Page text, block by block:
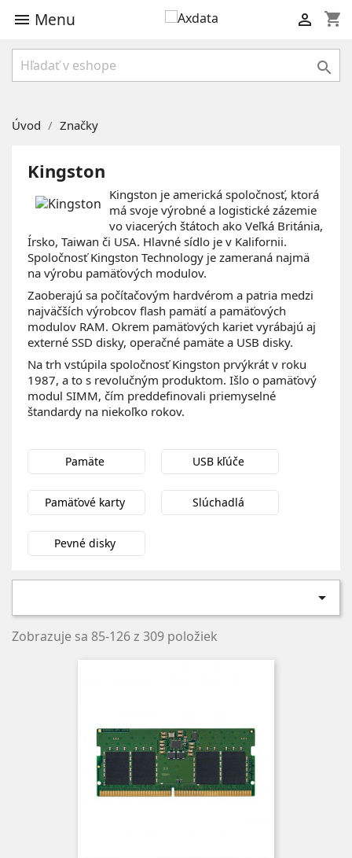
 Menu shopping_cart


Úvod Značky
Kingston
Kingston je americká spoločnosť, ktorá
má svoje výrobné a logistické zázemie
vo viacerých štátoch ako Veľká Británia,
Írsko, Taiwan či USA. Hlavné sídlo je v Kalifornii.
Spoločnosť Kingston Technology je zameraná najmä
na výrobu pamäťových modulov.
Zaoberajú sa počítačovým hardvérom a patria medzi
najväčších výrobcov flash pamätí a pamäťových
modulov RAM. Okrem pamäťových kariet vyrábajú aj
externé SSD disky, operačné pamäte a USB disky.
Na trh vstúpila spoločnosť Kingston prvýkrát v roku
1987, a to s revolučným produktom. Išlo o pamäťový
modul SIMM, čím preddefinovali priemyselné
štandardy na niekoľko rokov.
Pamäte USB kľúče
Pamäťové karty Slúchadlá
Pevné disky

Zobrazuje sa 85-126 z 309 položiek